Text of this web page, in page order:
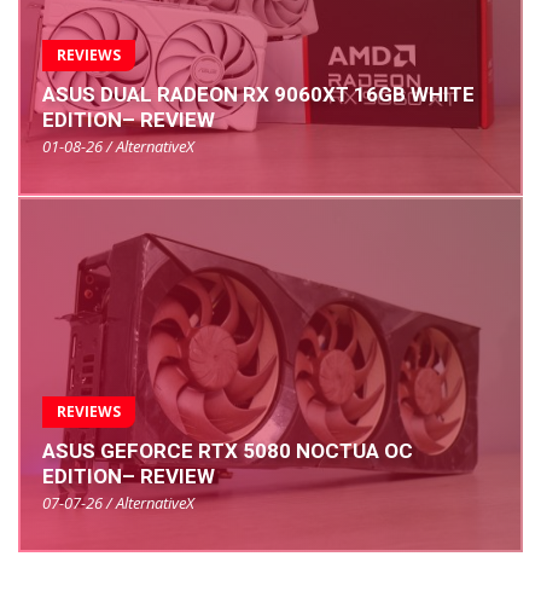
REVIEWS
ASUS DUAL RADEON RX 9060XT 16GB WHITE
EDITION– REVIEW
01-08-26 / AlternativeX
REVIEWS
ASUS GEFORCE RTX 5080 NOCTUA OC
EDITION– REVIEW
07-07-26 / AlternativeX